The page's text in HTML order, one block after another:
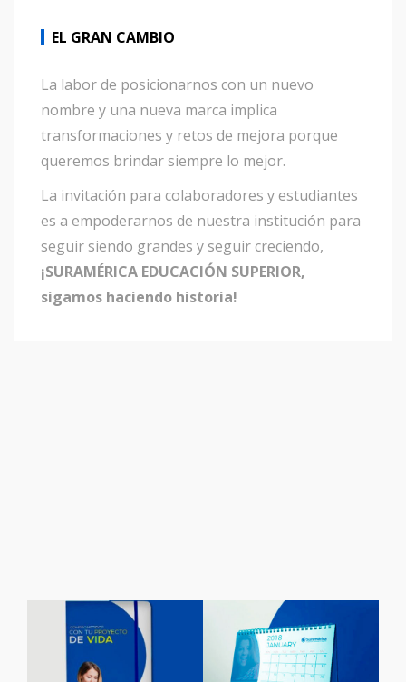
EL GRAN CAMBIO
La labor de posicionarnos con un nuevo
nombre y una nueva marca implica
transformaciones y retos de mejora porque
queremos brindar siempre lo mejor.
La invitación para colaboradores y estudiantes
es a empoderarnos de nuestra institución para
seguir siendo grandes y seguir creciendo,
¡SURAMÉRICA EDUCACIÓN SUPERIOR,
sigamos haciendo historia!